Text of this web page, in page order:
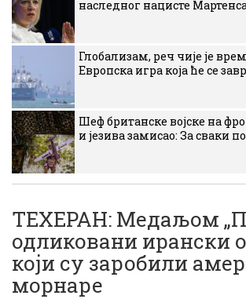
наследног нацисте
Глобализам, реч чије је
Европска игра која ће се
Шеф британске војске на
и језива замисао: За сваки
ТЕХЕРАН: Медаљом
одликовани ирански
који су заробили
морнаре